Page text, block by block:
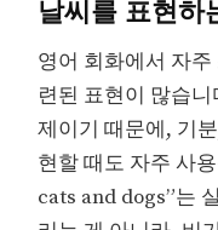
날씨를 표현하
영어 회화에서 자
련된 표현이 많습
제이기 때문에, 기
현할 때도 자주 사
cats and dogs”는